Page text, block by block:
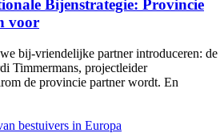
Bijenstrategie: Provincie
voor
bij-vriendelijke partner introduceren: de
Timmermans, projectleider
de provincie partner wordt. En
bestuivers in Europa